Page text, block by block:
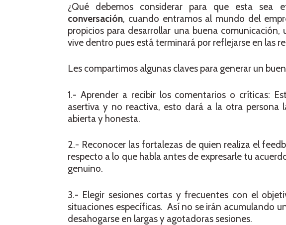
¿Qué debemos considerar para que esta sea
conversación, cuando entramos al mundo del
propicios para desarrollar una buena comunicación,
vive dentro pues está terminará por reflejarse en las
Les compartimos algunas claves para generar un
1.- Aprender a recibir los comentarios o críticas:
asertiva y no reactiva, esto dará a la otra persona
abierta y honesta.
2.- Reconocer las fortalezas de quien realiza el
respecto a lo que habla antes de expresarle tu
genuino.
3.- Elegir sesiones cortas y frecuentes con el
situaciones específicas. Así no se irán acumulando
desahogarse en largas y agotadoras sesiones.